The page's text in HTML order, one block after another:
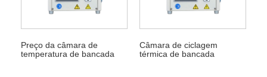
Preço da câmara de
temperatura de bancada
Câmara de ciclagem
térmica de bancada